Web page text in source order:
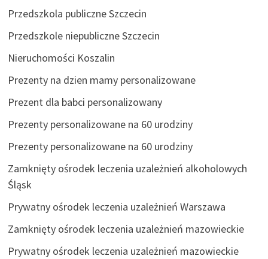
Przedszkola publiczne Szczecin
Przedszkole niepubliczne Szczecin
Nieruchomości Koszalin
Prezenty na dzien mamy personalizowane
Prezent dla babci personalizowany
Prezenty personalizowane na 60 urodziny
Prezenty personalizowane na 60 urodziny
Zamknięty ośrodek leczenia uzależnień alkoholowych
Śląsk
Prywatny ośrodek leczenia uzależnień Warszawa
Zamknięty ośrodek leczenia uzależnień mazowieckie
Prywatny ośrodek leczenia uzależnień mazowieckie